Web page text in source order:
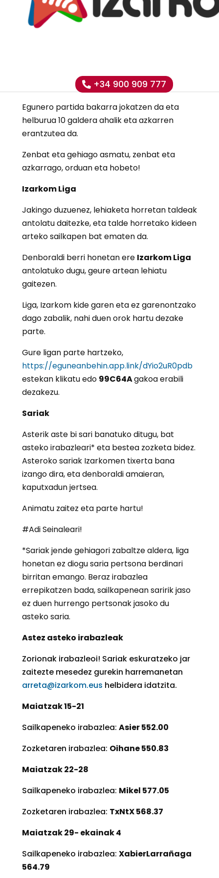
+34 900 909 777
Astelehenean, maitzak 15,
galdera-erantzunen jokoa da.
Egunero partida bakarra jokatzen da eta
helburua 10 galdera ahalik eta azkarren
erantzutea da.
Zenbat eta gehiago asmatu, zenbat eta
azkarrago, orduan eta hobeto!
Izarkom Liga
Jakingo duzuenez, lehiaketa horretan taldeak
antolatu daitezke, eta talde horretako kideen
arteko sailkapen bat ematen da.
Denboraldi berri honetan ere Izarkom Liga
antolatuko dugu, geure artean lehiatu
gaitezen.
Liga, Izarkom kide garen eta ez garenontzako
dago zabalik, nahi duen orok hartu dezake
parte.
Gure ligan parte hartzeko,
https://eguneanbehin.app.link/dYio2uR0pdb
estekan klikatu edo 99C64Agakoa erabili
dezakezu.
Sariak
Asterik aste bi sari banatuko ditugu, bat
asteko irabazleari* eta bestea zozketa bidez.
Asteroko sariak Izarkomen tixerta bana
izango dira, eta denboraldi amaieran,
kaputxadun jertsea.
Animatu zaitez eta parte hartu!
#Adi Seinaleari!
*Sariak jende gehiagori zabaltze aldera, liga
honetan ez diogu saria pertsona berdinari
birritan emango. Beraz irabazlea
errepikatzen bada, sailkapenean saririk jaso
ez duen hurrengo pertsonak jasoko du
asteko saria.
Astez asteko irabazleak
Zorionak irabazleoi! Sariak eskuratzeko jar
zaitezte mesedez gurekin harremanetan
arreta@izarkom.eus helbidera idatzita.
Maiatzak 15-21
Sailkapeneko irabazlea: Asier 552.00
Zozketaren irabazlea: Oihane 550.83
Maiatzak 22-28
Sailkapeneko irabazlea: Mikel 577.05
Zozketaren irabazlea: TxNtX 568.37
Maiatzak 29- ekainak 4
Sailkapeneko irabazlea: XabierLarrañaga
564.79